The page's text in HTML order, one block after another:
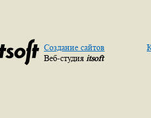
Создание сайтов
Веб-студия itsoft